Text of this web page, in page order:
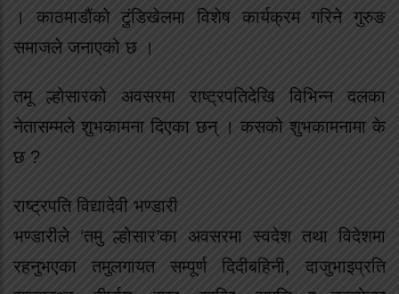
। काठमाडौंको टुंडिखेलमा विशेष कार्यक्रम गरिने गुरुङ
समाजले जनाएको छ ।
तमू ल्होसारको अवसरमा राष्ट्रपतिदेखि विभिन्न दलका
नेतासम्मले शुभकामना दिएका छन् । कसको शुभकामनामा के
छ ?
राष्ट्रपति विद्यादेवी भण्डारी
भण्डारीले ‘तमु ल्होसार’का अवसरमा स्वदेश तथा विदेशमा
रहनुभएका तमुलगायत सम्पूर्ण दिदीबहिनी, दाजुभाइप्रति